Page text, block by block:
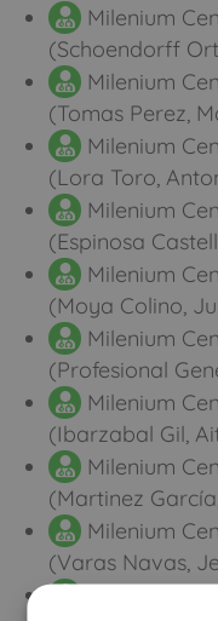
Milenium
(Schoendorff
Milenium
(Tomas Perez,
Milenium
(Lora Toro,
Milenium
(Espinosa
Milenium
(Moya Colino,
Milenium
(Profesional
Milenium
(Ibarzabal Gil,
Milenium
(Martinez
Milenium
(Varas Navas,